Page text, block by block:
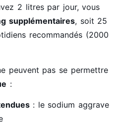
2 litres par jour, vous
supplémentaires, soit 25
recommandés (2000
peuvent pas se permettre
:
: le sodium aggrave